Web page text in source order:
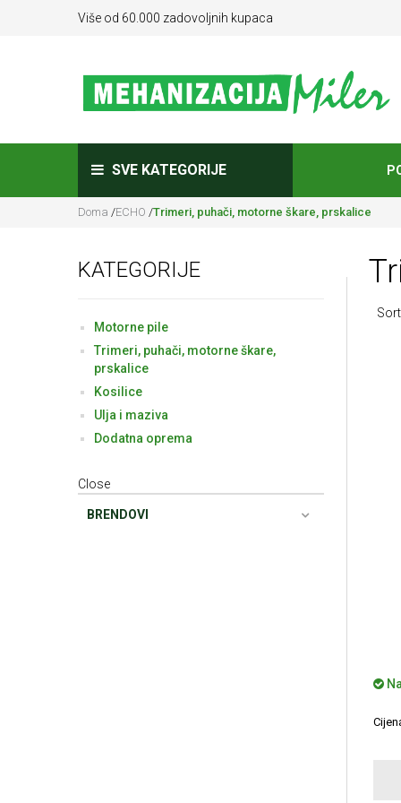
Više od 60.000 zadovoljnih kupaca
SVE KATEGORIJE
Doma /ECHO /Trimeri, puhači, motorne škare, prskalice
KATEGORIJE
Motorne pile
Trimeri, puhači, motorne škare,
prskalice
Kosilice
Ulja i maziva
Dodatna oprema
Close
BRENDOVI